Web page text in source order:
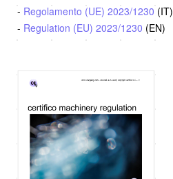
- Regolamento (UE) 2023/1230 (IT)
- Regulation (EU) 2023/1230 (EN)